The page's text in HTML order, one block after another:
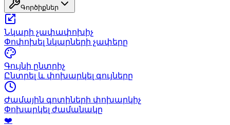
Գործիքներ
Նկարի չափափոխիչ
Փոփոխել նկարների չափերը
Գույնի ընտրիչ
Ընտրել և փոխարկել գույները
Ժամային գոտիների փոխարկիչ
Փոխարկել ժամանակը
❤️